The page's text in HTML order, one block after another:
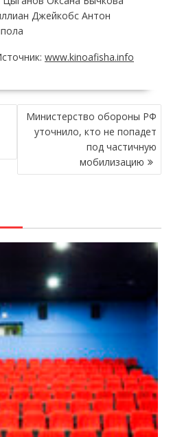
Джейкобс Антон
www.kinoafisha.info
Министерство обороны РФ
уточнило, кто не попадет
под частичную
мобилизацию